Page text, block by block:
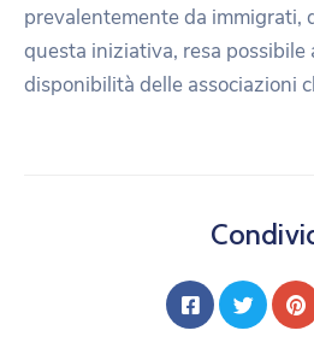
prevalentemente da immigrati,
questa iniziativa, resa possibile
disponibilità delle associazioni